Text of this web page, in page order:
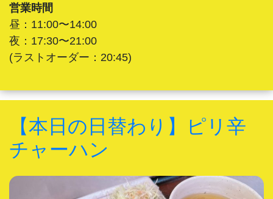
営業時間
昼：11:00〜14:00
夜：17:30〜21:00
(ラストオーダー：20:45)
【本日の日替わり】ピリ辛
チャーハン